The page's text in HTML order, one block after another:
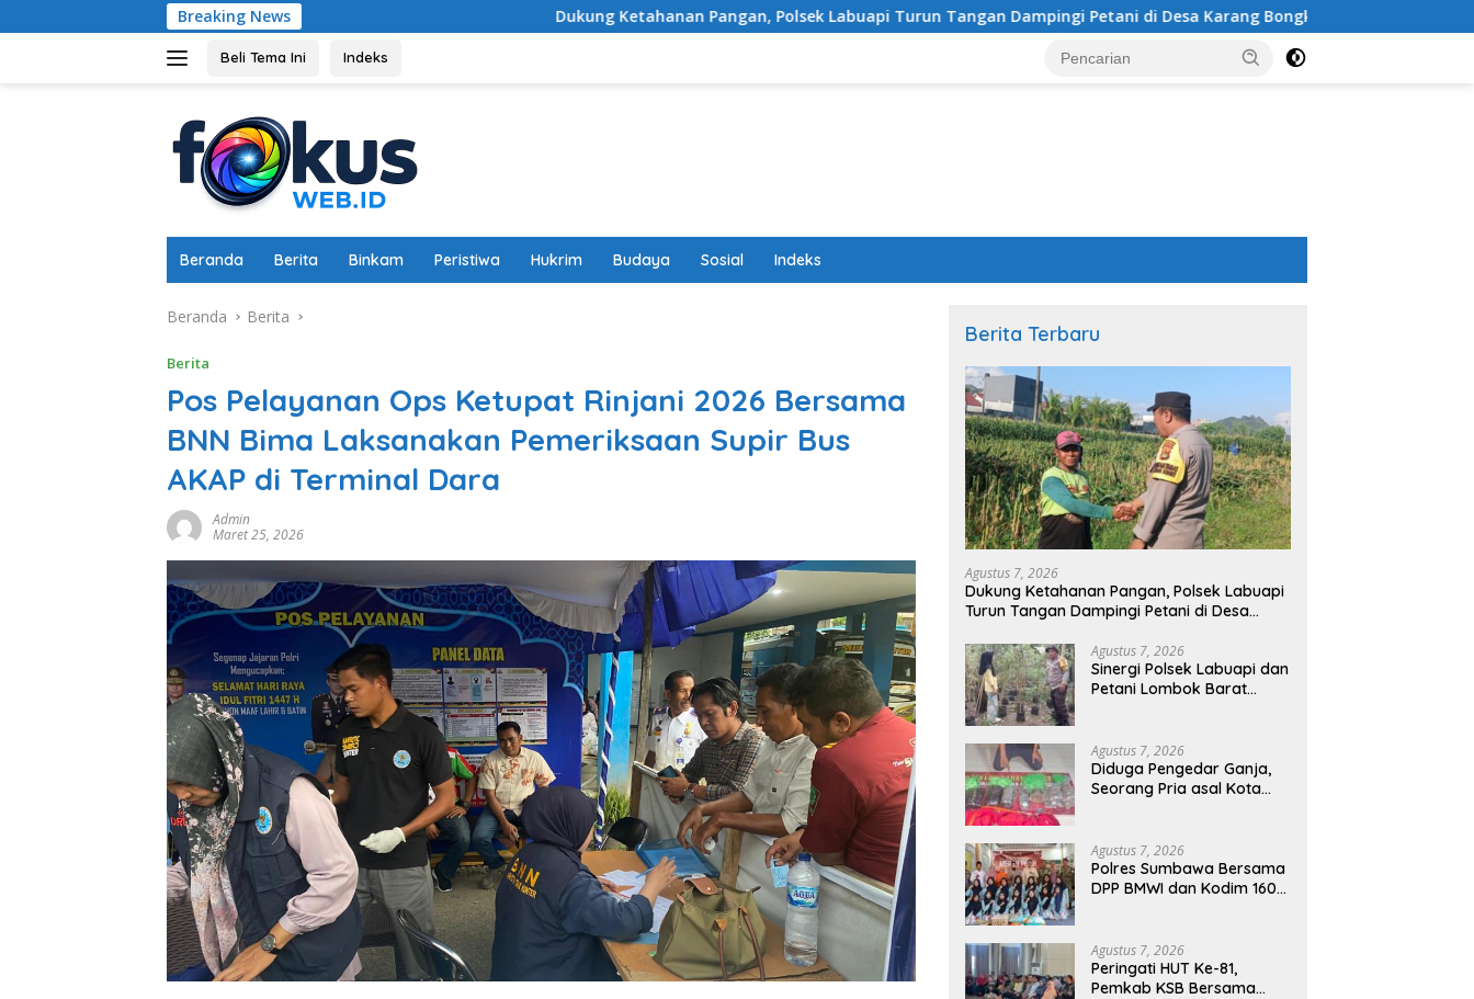
ke
Breaking News Dukung Ketahanan Pangan, Polsek Labuapi Turun Tangan Dampingi Petani di Desa Karang Bongkot Sinergi Polsek Labuapi
Beli Tema Ini Indeks
Beranda Berita Binkam Peristiwa Hukrim Budaya Sosial Indeks
Beranda Berita
Berita
Pos Pelayanan Ops Ketupat Rinjani 2026 Bersama
BNN Bima Laksanakan Pemeriksaan Supir Bus
AKAP di Terminal Dara
Admin
Maret 25, 2026
Berita Terbaru
Agustus 7, 2026
Dukung Ketahanan Pangan, Polsek Labuapi
Turun Tangan Dampingi Petani di Desa
Agustus 7, 2026
Sinergi Polsek Labuapi dan
Petani Lombok Barat
Agustus 7, 2026
Diduga Pengedar Ganja,
Seorang Pria asal Kota
Agustus 7, 2026
Polres Sumbawa Bersama
DPP BMWI dan Kodim 1607
Hidayatullah
Agustus 7, 2026
Peringati HUT Ke-81,
Pemkab KSB Bersama